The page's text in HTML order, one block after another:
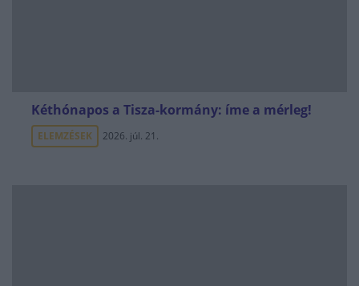
Kéthónapos a Tisza-kormány: íme a mérleg!
ELEMZÉSEK 2026. júl. 21.